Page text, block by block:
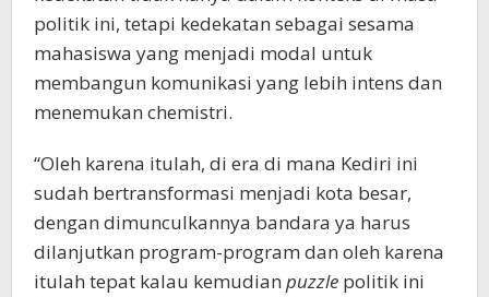
politik ini, tetapi kedekatan sebagai sesama
mahasiswa yang menjadi modal untuk
membangun komunikasi yang lebih intens dan
menemukan chemistri.
“Oleh karena itulah, di era di mana Kediri ini
sudah bertransformasi menjadi kota besar,
dengan dimunculkannya bandara ya harus
dilanjutkan program-program dan oleh karena
itulah tepat kalau kemudian puzzle politik ini